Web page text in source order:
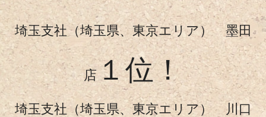
埼玉支社（埼玉県、東京エリア） 墨田
店１位！
埼玉支社（埼玉県、東京エリア） 川口